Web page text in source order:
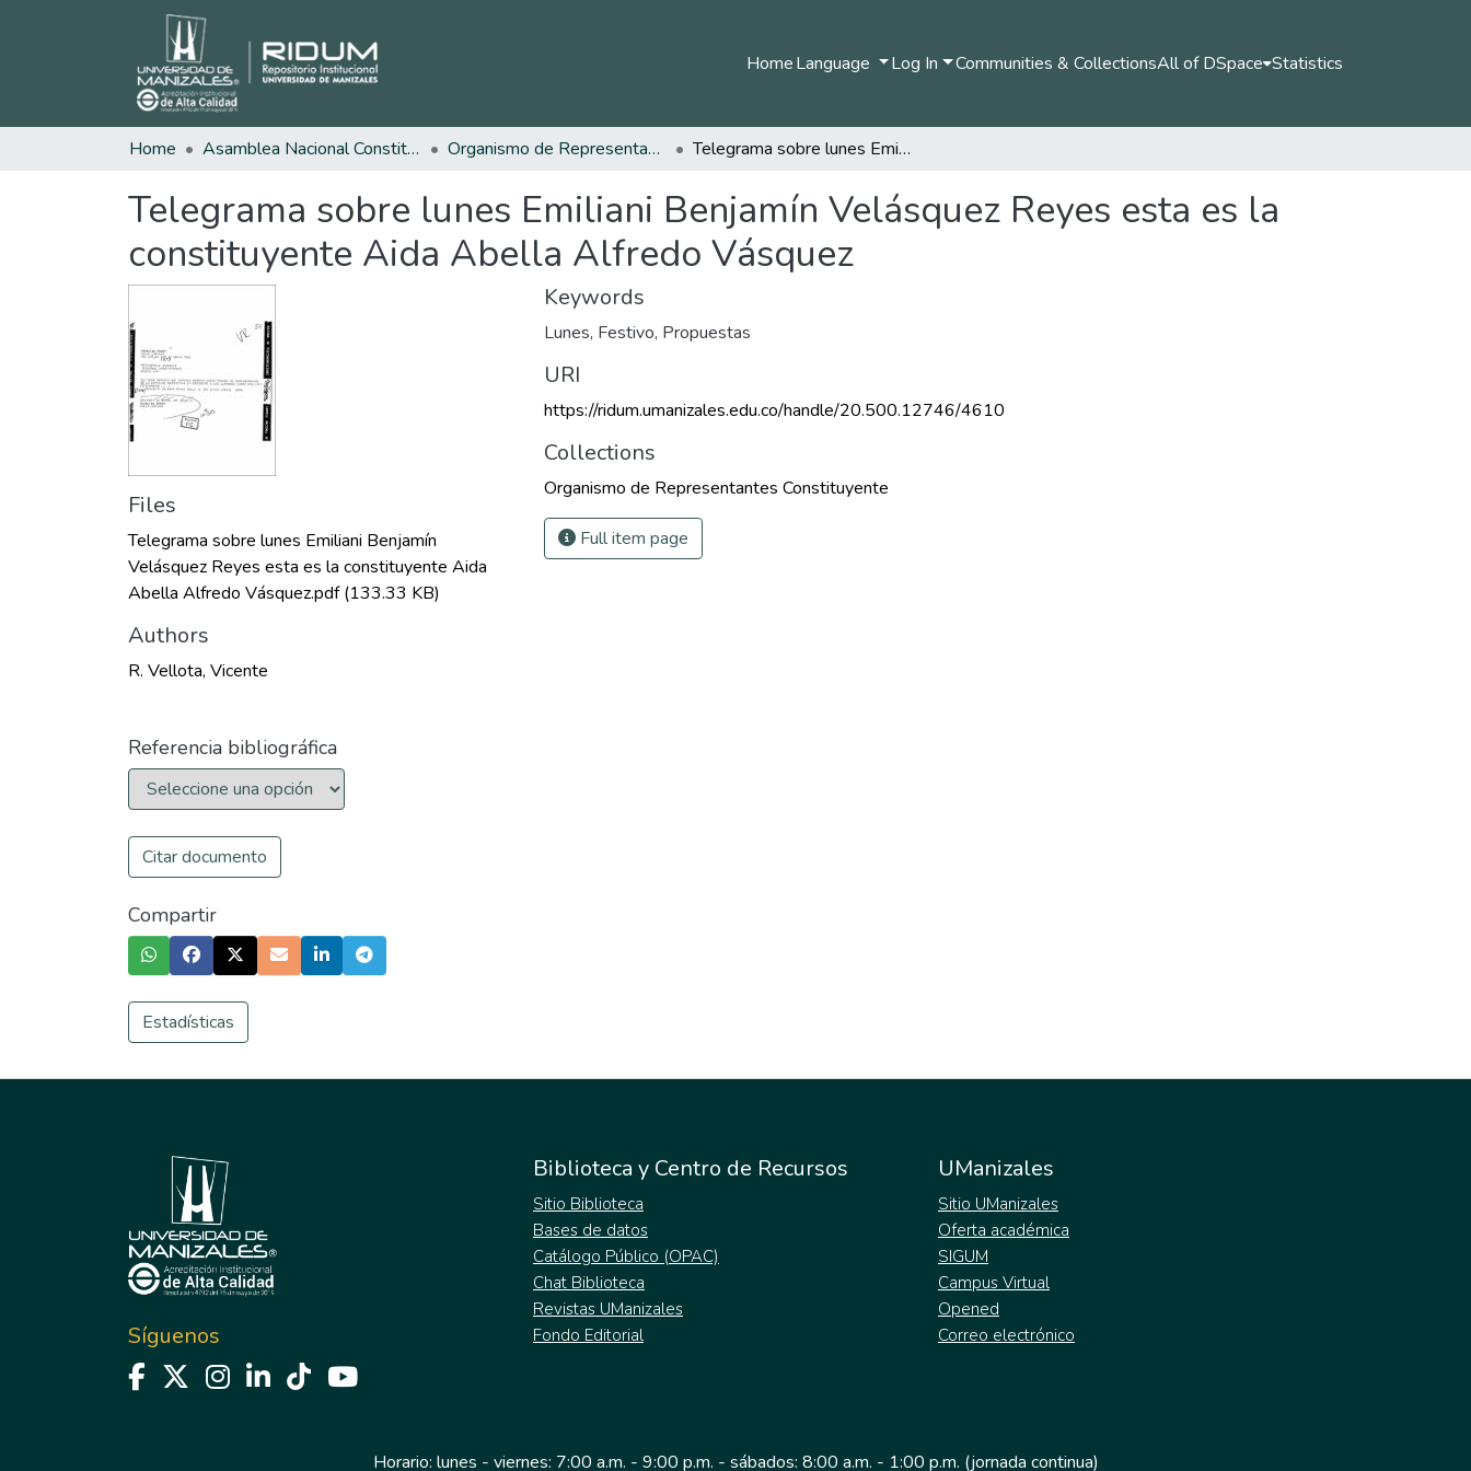
HomeLanguage Log In Communities & CollectionsAll of DSpace Statistics
Home Asamblea Nacional Constituyente Organismo de Representantes Constituyente Telegrama sobre lunes Emiliani Benjamín Velásquez Reyes esta es la constituyente Aida Abella Alfredo Vásquez
Telegrama sobre lunes Emiliani Benjamín Velásquez Reyes esta es la
constituyente Aida Abella Alfredo Vásquez
Files
Telegrama sobre lunes Emiliani Benjamín
Velásquez Reyes esta es la constituyente Aida
Abella Alfredo Vásquez.pdf(133.33 KB)
Authors
R. Vellota, Vicente
Referencia bibliográfica
Citar documento
Compartir
Estadísticas
Keywords
Lunes, Festivo, Propuestas
URI
https://ridum.umanizales.edu.co/handle/20.500.12746/4610
Collections
Organismo de Representantes Constituyente
Full item page
Síguenos
Biblioteca y Centro de Recursos
Sitio Biblioteca
Bases de datos
Catálogo Público (OPAC)
Chat Biblioteca
Revistas UManizales
Fondo Editorial
UManizales
Sitio UManizales
Oferta académica
SIGUM
Campus Virtual
Opened
Correo electrónico
Horario: lunes - viernes: 7:00 a.m. - 9:00 p.m. - sábados: 8:00 a.m. - 1:00 p.m. (jornada continua)